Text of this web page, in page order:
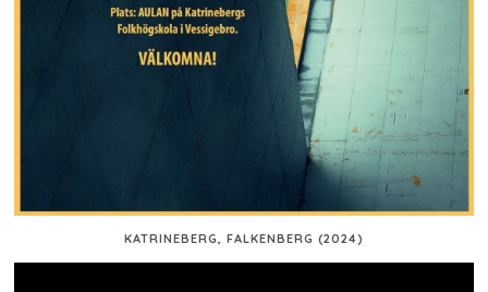
KATRINEBERG, FALKENBERG (2024)